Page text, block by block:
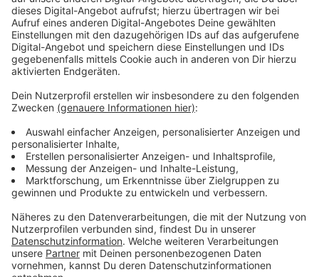
wichtige Medikamente und persönliche Dokumente.
Wichtig: Vorsorge bedeutet nicht Hamstern! Es geht
um durchdachtes Planen - nicht um panisches
Einkaufen.
Anzeige
Kommunikation bei Stromausfall: Kurbelradio
statt Handy
Anzeige
Im Katastrophenfall kann es schnell passieren, dass
Strom und Mobilfunknetze ausfallen, wie zuletzt in
Spanien oder Portugal. Deshalb rät das BBK,